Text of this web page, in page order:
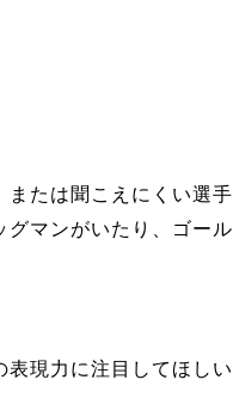
たは聞こえにくい選手
マンがいたり、ゴール
現力に注目してほしい